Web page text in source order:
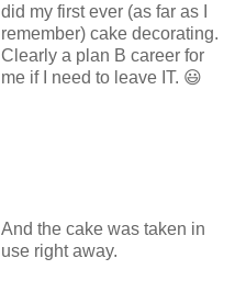
did my first ever (as far as I
remember) cake decorating.
Clearly a plan B career for
me if I need to leave IT. 😃
And the cake was taken in
use right away.